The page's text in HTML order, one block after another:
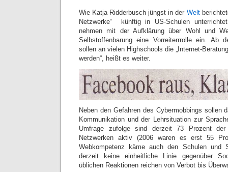
Wie Katja Ridderbusch jüngst in der Welt
Netzwerke“ künftig in US-Schulen
nehmen mit der Aufklärung über Wohl und
Selbstoffenbarung eine Vorreiterrrolle ein. Ab
sollen an vielen Highschools die „Internet-
werden“, heißt es weiter.
Neben den Gefahren des Cybermobbings sollen
Kommunikation und der Lehrsituation zur
Umfrage zufolge sind derzeit 73 Prozent der
Netzwerken aktiv (2006 waren es erst 55
Webkompetenz käme auch den Schulen und
derzeit keine einheitliche Linie gegenüber
üblichen Reaktionen reichen von Verbot bis